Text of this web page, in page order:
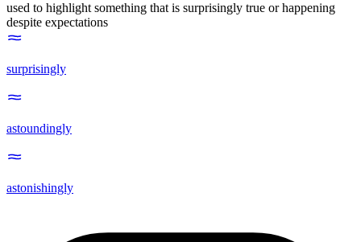
used to highlight something that is surprisingly true or happening
despite expectations
surprisingly
astoundingly
astonishingly